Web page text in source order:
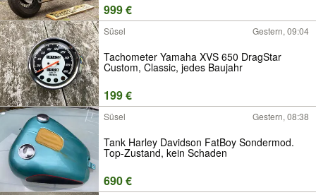
999 €
Süsel Gestern, 09:04
Tachometer Yamaha XVS 650 DragStar
Custom, Classic, jedes Baujahr
199 €
Süsel Gestern, 08:38
Tank Harley Davidson FatBoy Sondermod.
Top-Zustand, kein Schaden
690 €